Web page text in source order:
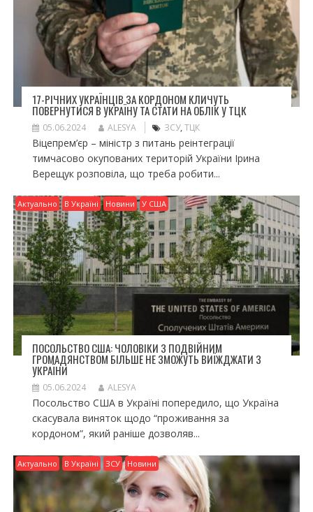
17-РІЧНИХ УКРАЇНЦІВ ЗА КОРДОНОМ КЛИЧУТЬ
ПОВЕРНУТИСЯ В УКРАЇНУ ТА СТАТИ НА ОБЛІК У ТЦК
05.06.2024 ALESYA ЗСУ, ТЦК
Віцепрем’єр – міністр з питань реінтеграції
тимчасово окупованих територій України Ірина
Верещук розповіла, що треба робити...
Актуально В Україні Новини У США
ПОСОЛЬСТВО США: ЧОЛОВІКИ З ПОДВІЙНИМ
ГРОМАДЯНСТВОМ БІЛЬШЕ НЕ ЗМОЖУТЬ ВИЇЖДЖАТИ З
УКРАЇНИ
05.06.2024 ALESYA
Посольство США в Україні попередило, що Україна
скасувала виняток щодо “проживання за
кордоном”, який раніше дозволяв...
Актуально В Україні ЗСУ Новини